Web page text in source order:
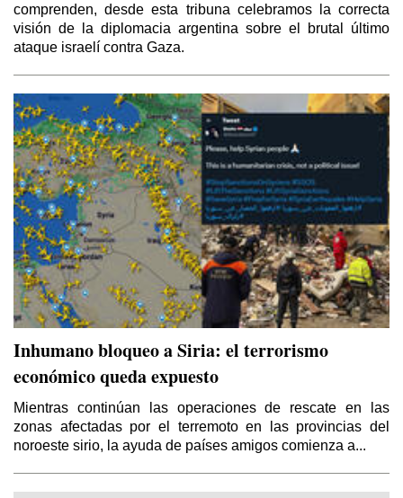
comprenden, desde esta tribuna celebramos la correcta
visión de la diplomacia argentina sobre el brutal último
ataque israelí contra Gaza.
Inhumano bloqueo a Siria: el terrorismo
económico queda expuesto
Mientras continúan las operaciones de rescate en las
zonas afectadas por el terremoto en las provincias del
noroeste sirio, la ayuda de países amigos comienza a...
El caos que buscaba la invasión a Irak de
El Islam político de ISIS en la última tragedia
árabe
Por Talal Salman
Balcanizacion de Irak y el Medio Oriente
Por Mahdi D. Nazemroaya (*)
Schlomo Sand: El pueblo judío es una
invención
Por Eugenio García Gascón
Geopolítica de la guerra contra Siria y la
guerra contra E.I.
Por Thierry Meyssan (*)
¿Por qué los sirios apoyan a Bashar Al Asad?
Por Tim Anderson (*) / Traducción: Redacción DSL
El vergonzoso "trato del siglo"
Por Elías Akleh / Traducido y editado por Redacción Diario Sirio Libanés
CARTAS DE LECTORES:Premio Ugarit 1990